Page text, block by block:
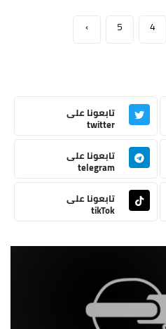
4
5
›
تابعونا على
twitter
تابعونا على
telegram
تابعونا على
tikTok